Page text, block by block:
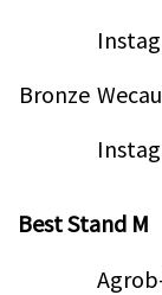
Bronze
Best Stand M